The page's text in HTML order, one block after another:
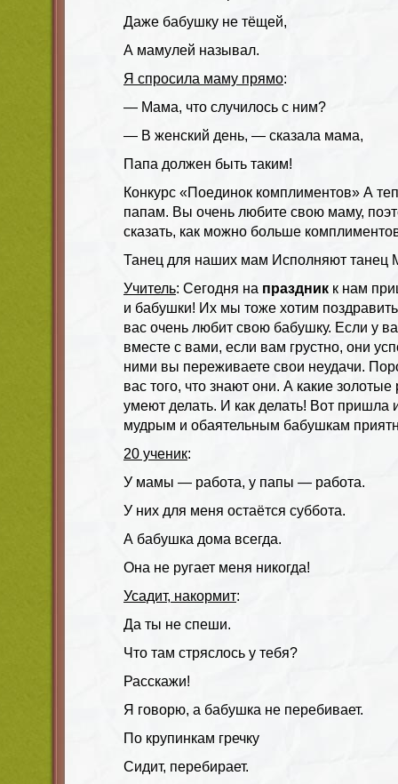
Даже бабушку не тёщей,
А мамулей называл.
Я спросила маму прямо:
— Мама, что случилось с ним?
— В женский день, — сказала мама,
Папа должен быть таким!
Конкурс «Поединок комплиментов» А
папам. Вы очень любите свою маму,
сказать, как можно больше
Танец для наших мам Исполняют танец
Учитель: Сегодня на праздник к нам
и бабушки! Их мы тоже хотим
вас очень любит свою бабушку. Если у
вместе с вами, если вам грустно, они
ними вы переживаете свои неудачи.
вас того, что знают они. А какие золотые
умеют делать. И как делать! Вот пришла
мудрым и обаятельным бабушкам
20 ученик:
У мамы — работа, у папы — работа.
У них для меня остаётся суббота.
А бабушка дома всегда.
Она не ругает меня никогда!
Усадит, накормит:
Да ты не спеши.
Что там стряслось у тебя?
Расскажи!
Я говорю, а бабушка не перебивает.
По крупинкам гречку
Сидит, перебирает.